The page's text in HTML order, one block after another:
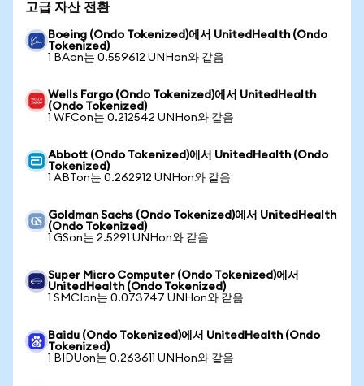
고급 자산 전환
Boeing (Ondo Tokenized)에서 UnitedHealth (Ondo
Tokenized)
1 BAon는 0.559612 UNHon와 같음
Wells Fargo (Ondo Tokenized)에서 UnitedHealth
(Ondo Tokenized)
1 WFCon는 0.212542 UNHon와 같음
Abbott (Ondo Tokenized)에서 UnitedHealth (Ondo
Tokenized)
1 ABTon는 0.262912 UNHon와 같음
Goldman Sachs (Ondo Tokenized)에서 UnitedHealth
(Ondo Tokenized)
1 GSon는 2.5291 UNHon와 같음
Super Micro Computer (Ondo Tokenized)에서
UnitedHealth (Ondo Tokenized)
1 SMCIon는 0.073747 UNHon와 같음
Baidu (Ondo Tokenized)에서 UnitedHealth (Ondo
Tokenized)
1 BIDUon는 0.263611 UNHon와 같음